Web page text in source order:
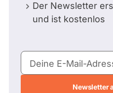
Der Newsletter
und ist kostenlos
E-
Mail-
Deine E-Mail-